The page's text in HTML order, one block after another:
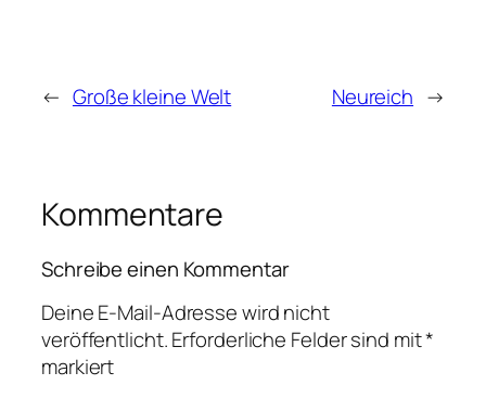
← Große kleine Welt Neureich →
Kommentare
Schreibe einen Kommentar
Deine E-Mail-Adresse wird nicht
veröffentlicht.Erforderliche Felder sind mit*
markiert